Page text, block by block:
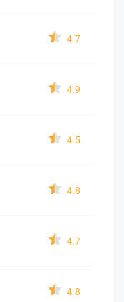
4.7
4.9
4.5
4.8
4.7
4.8